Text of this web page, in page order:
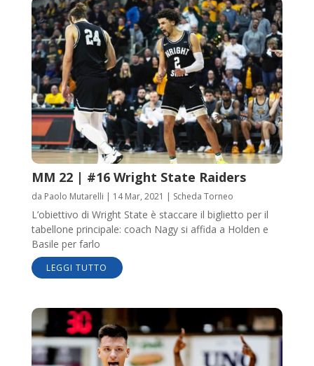
MM 22 | #16 Wright State Raiders
da Paolo Mutarelli | 14 Mar, 2021 | Scheda Torneo
L’obiettivo di Wright State è staccare il biglietto per il
tabellone principale: coach Nagy si affida a Holden e
Basile per farlo
LEGGI TUTTO